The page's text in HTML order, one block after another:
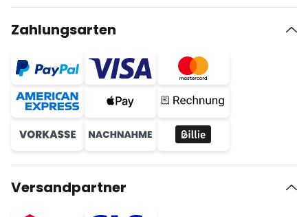
Zahlungsarten
Versandpartner